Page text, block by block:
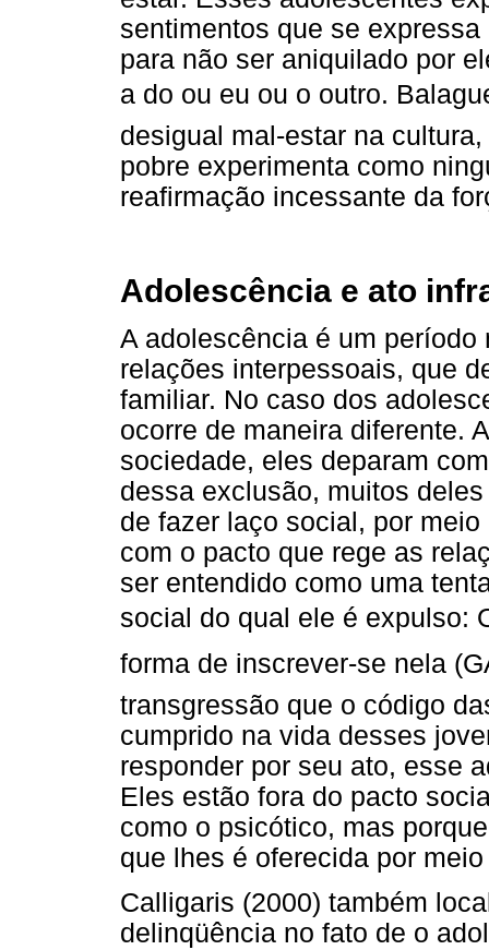
sentimentos que se
para não ser aniquilado por
a do ou eu ou o outro.
desigual mal-estar na
pobre experimenta como
reafirmação incessante da
Adolescência e ato
A adolescência é um
relações interpessoais, que
familiar. No caso dos
ocorre de maneira diferente.
sociedade, eles deparam
dessa exclusão, muitos
de fazer laço social, por
com o pacto que rege as
ser entendido como uma
social do qual ele é expulso:
forma de inscrever-se nela
transgressão que o código
cumprido na vida desses
responder por seu ato, esse
Eles estão fora do pacto
como o psicótico, mas
que lhes é oferecida por
Calligaris (2000) também
delinqüência no fato de o